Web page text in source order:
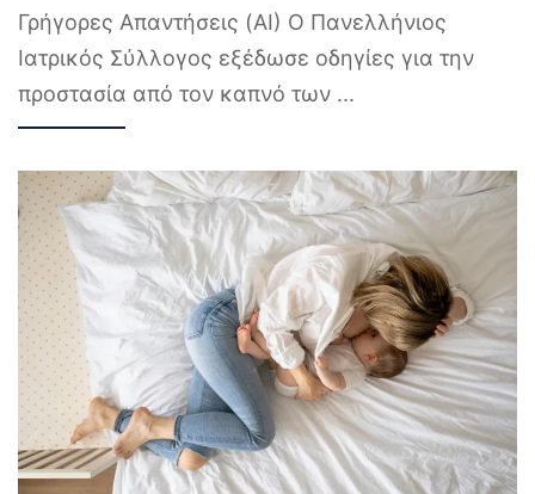
Γρήγορες Απαντήσεις (AI) Ο Πανελλήνιος
Ιατρικός Σύλλογος εξέδωσε οδηγίες για την
προστασία από τον καπνό των ...